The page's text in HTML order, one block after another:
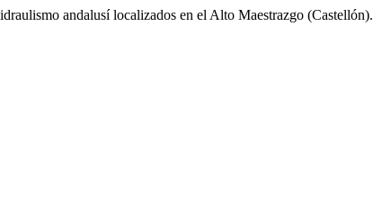
andalusí localizados en el Alto Maestrazgo (Castellón).